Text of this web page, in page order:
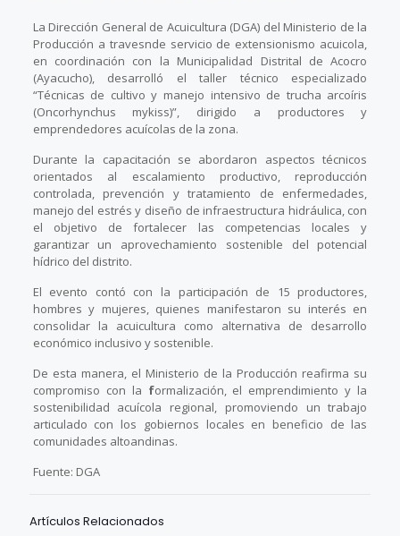
La Dirección General de Acuicultura (DGA) del Ministerio de la
Producción a travesnde servicio de extensionismo acuicola,
en coordinación con la Municipalidad Distrital de Acocro
(Ayacucho), desarrolló el taller técnico especializado
“Técnicas de cultivo y manejo intensivo de trucha arcoíris
(Oncorhynchus mykiss)”, dirigido a productores y
emprendedores acuícolas de la zona.
Durante la capacitación se abordaron aspectos técnicos
orientados al escalamiento productivo, reproducción
controlada, prevención y tratamiento de enfermedades,
manejo del estrés y diseño de infraestructura hidráulica, con
el objetivo de fortalecer las competencias locales y
garantizar un aprovechamiento sostenible del potencial
hídrico del distrito.
El evento contó con la participación de 15 productores,
hombres y mujeres, quienes manifestaron su interés en
consolidar la acuicultura como alternativa de desarrollo
económico inclusivo y sostenible.
De esta manera, el Ministerio de la Producción reafirma su
compromiso con la formalización, el emprendimiento y la
sostenibilidad acuícola regional, promoviendo un trabajo
articulado con los gobiernos locales en beneficio de las
comunidades altoandinas.
Fuente: DGA
Artículos Relacionados